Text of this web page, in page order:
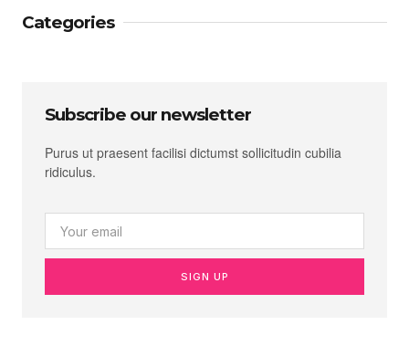
Categories
Subscribe our newsletter
Purus ut praesent facilisi dictumst sollicitudin cubilia
ridiculus.
SIGN UP